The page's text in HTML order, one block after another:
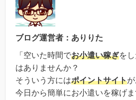
ブログ運営者：ありりた
「空いた時間でお小遣い稼ぎを
はありませんか？
そういう方にはポイントサイト
今日から簡単にお小遣いを稼げ